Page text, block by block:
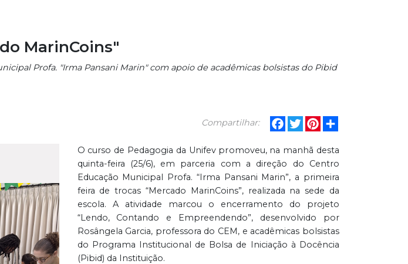
MarinCoins"
Profa. "Irma Pansani Marin" com apoio de acadêmicas bolsistas do Pibid
Compartilhar: Facebook
TwitterPinterest
O curso de Pedagogia da Unifev promoveu, na manhã desta
quinta-feira (25/6), em parceria com a direção do Centro
Educação Municipal Profa. “Irma Pansani Marin”, a primeira
feira de trocas “Mercado MarinCoins”, realizada na sede da
escola. A atividade marcou o encerramento do projeto
“Lendo, Contando e Empreendendo”, desenvolvido por
Rosângela Garcia, professora do CEM, e acadêmicas bolsistas
do Programa Institucional de Bolsa de Iniciação à Docência
(Pibid) da Instituição.